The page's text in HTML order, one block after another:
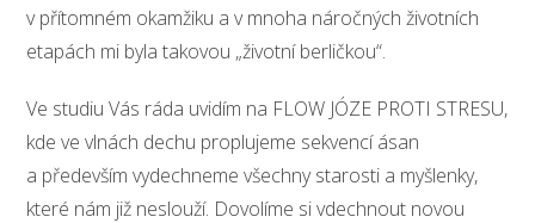
v přítomném okamžiku a v mnoha náročných životních
etapách mi byla takovou „životní berličkou“.
Ve studiu Vás ráda uvidím na FLOW JÓZE PROTI STRESU,
kde ve vlnách dechu proplujeme sekvencí ásan
a především vydechneme všechny starosti a myšlenky,
které nám již neslouží. Dovolíme si vdechnout novou